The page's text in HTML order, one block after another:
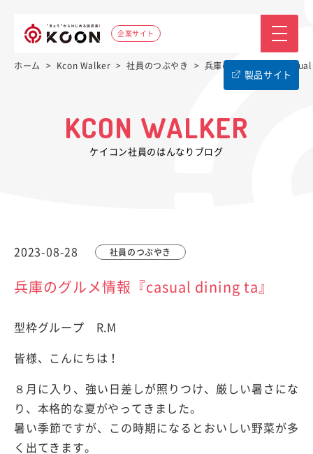
企業サイト
製品サイト
ホーム > Kcon Walker > 社員のつぶやき > 兵庫のグルメ情報『
KCON WALKER
ケイコン社員のはんなりブログ
2023-08-28 社員のつぶやき
兵庫のグルメ情報『casual dining ta』
型枠グループ R.M
皆様、こんにちは！
８月に入り、強い日差しが照りつけ、厳しい暑さにな
り、本格的な夏がやってきました。
暑い季節ですが、この時期になるとおいしい野菜が多
く出てきます。